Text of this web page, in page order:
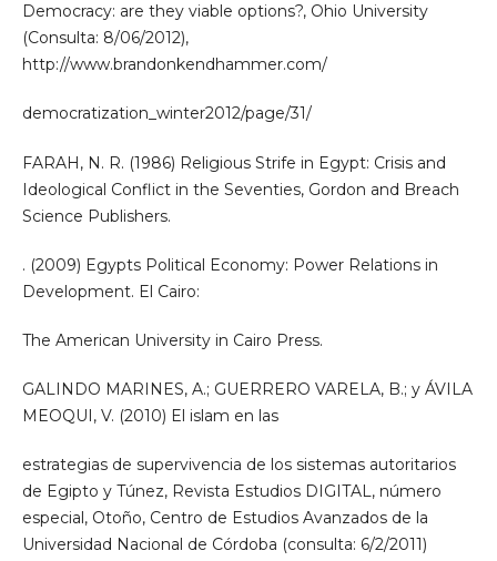
Democracy: are they viable options?, Ohio University
(Consulta: 8/06/2012),
http://www.brandonkendhammer.com/
democratization_winter2012/page/31/
FARAH, N. R. (1986) Religious Strife in Egypt: Crisis and
Ideological Conflict in the Seventies, Gordon and Breach
Science Publishers.
. (2009) Egypts Political Economy: Power Relations in
Development. El Cairo:
The American University in Cairo Press.
GALINDO MARINES, A.; GUERRERO VARELA, B.; y ÁVILA
MEOQUI, V. (2010) El islam en las
estrategias de supervivencia de los sistemas autoritarios
de Egipto y Túnez, Revista Estudios DIGITAL, número
especial, Otoño, Centro de Estudios Avanzados de la
Universidad Nacional de Córdoba (consulta: 6/2/2011)